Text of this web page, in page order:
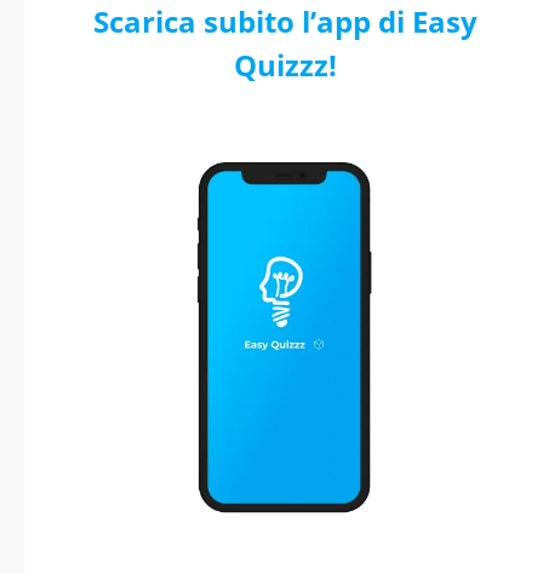
Scarica subito l’app di Easy
Quizzz!